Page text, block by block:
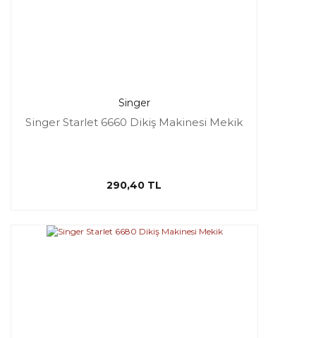
Singer
Singer Starlet 6660 Dikiş Makinesi Mekik
290,40 TL